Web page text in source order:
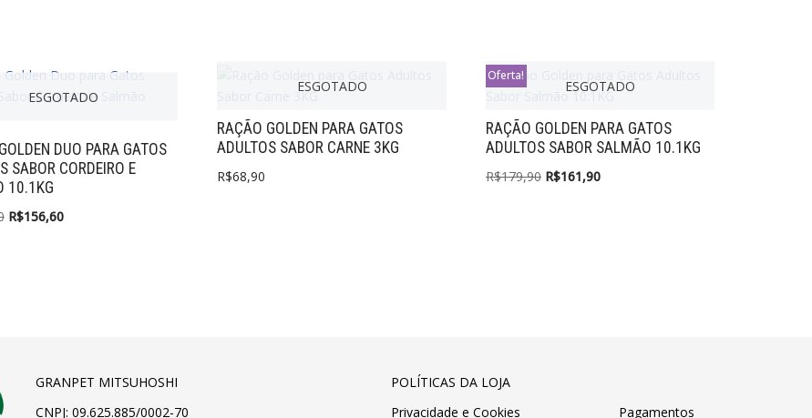
ESGOTADO
DUO PARA GATOS
SABOR CORDEIRO E
10.1KG
R$156,60
ESGOTADO
RAÇÃO GOLDEN PARA GATOS
ADULTOS SABOR CARNE 3KG
R$68,90
ESGOTADO
Oferta!
RAÇÃO GOLDEN PARA GATOS
ADULTOS SABOR SALMÃO 10.1KG
R$179,90 R$161,90
GRANPET MITSUHOSHI
CNPJ: 09.625.885/0002-70
POLÍTICAS DA LOJA
Privacidade e Cookies Pagamentos